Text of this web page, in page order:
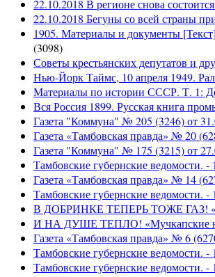
22.10.2018 В регионе снова
22.10.2018 Бегуны со всей страны
1905. Материалы и документы
(3098)
Советы крестьянских депутатов и
Нью-Йорк Таймс, 10 апреля 1949.
Материалы по истории СССР. Т. 1:
Вся Россия 1899. Русская книга
Газета "Коммуна" № 205 (3246) от
Газета «Тамбовская правда» № 20
Газета "Коммуна" № 175 (3215) от
Тамбовские губернские ведомости.
Газета «Тамбовская правда» № 14
Тамбовские губернские ведомости.
В ДОБРИНКЕ ТЕПЕРЬ ТОЖЕ ГАЗ!
И НА ДУШЕ ТЕПЛО! «Мучкапские
Газета «Тамбовская правда» № 6
Тамбовские губернские ведомости.
Тамбовские губернские ведомости.